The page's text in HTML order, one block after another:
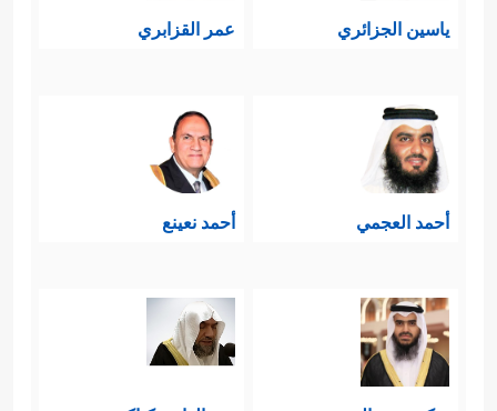
ياسين الجزائري عمر القزابري
أحمد العجمي أحمد نعينع